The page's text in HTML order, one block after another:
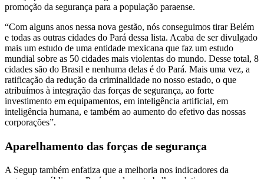
promoção da segurança para a população paraense.
“Com alguns anos nessa nova gestão, nós conseguimos tirar Belém
e todas as outras cidades do Pará dessa lista. Acaba de ser divulgado
mais um estudo de uma entidade mexicana que faz um estudo
mundial sobre as 50 cidades mais violentas do mundo. Desse total, 8
cidades são do Brasil e nenhuma delas é do Pará. Mais uma vez, a
ratificação da redução da criminalidade no nosso estado, o que
atribuímos à integração das forças de segurança, ao forte
investimento em equipamentos, em inteligência artificial, em
inteligência humana, e também ao aumento do efetivo das nossas
corporações”.
Aparelhamento das forças de segurança
A Segup também enfatiza que a melhoria nos indicadores da